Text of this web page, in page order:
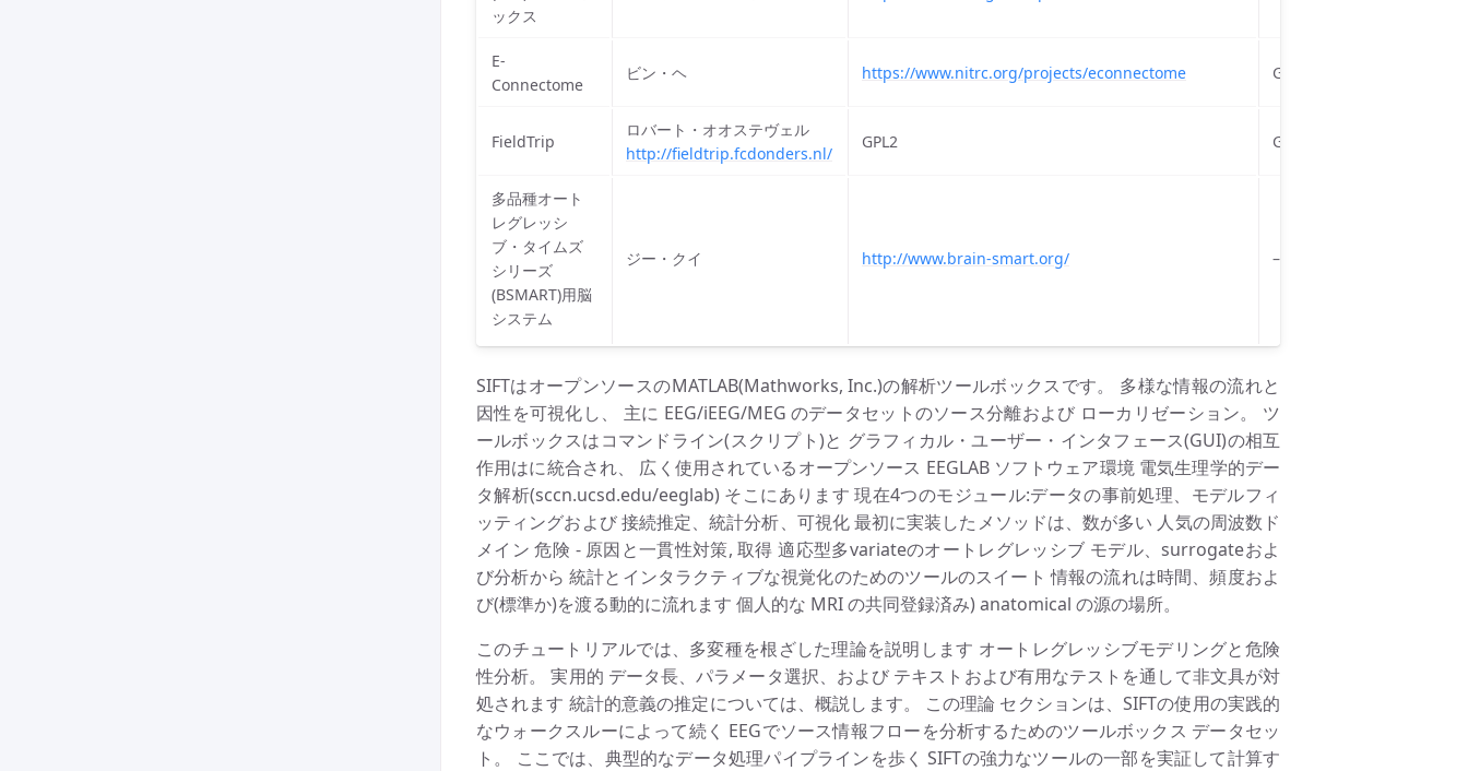
ックス
E-
Connectome
ビン・ヘ https://www.nitrc.org/projects/econnectome GPL 3
FieldTrip
ロバート・オオステヴェル
http://fieldtrip.fcdonders.nl/
GPL2 GPL2
多品種オート
レグレッシ
ブ・タイムズ
シリーズ
(BSMART)用脳
システム
ジー・クイ http://www.brain-smart.org/ –
SIFTはオープンソースのMATLAB(Mathworks, Inc.)の解析ツールボックスです。 多様な情報の流れと
因性を可視化し、 主に EEG/iEEG/MEG のデータセットのソース分離および ローカリゼーション。 ツ
ールボックスはコマンドライン(スクリプト)と グラフィカル・ユーザー・インタフェース(GUI)の相互
作用はに統合され、 広く使用されているオープンソース EEGLAB ソフトウェア環境 電気生理学的デー
タ解析(sccn.ucsd.edu/eeglab) そこにあります 現在4つのモジュール:データの事前処理、モデルフィ
ッティングおよび 接続推定、統計分析、可視化 最初に実装したメソッドは、数が多い 人気の周波数ド
メイン 危険 - 原因と一貫性対策, 取得 適応型多variateのオートレグレッシブ モデル、surrogateおよ
び分析から 統計とインタラクティブな視覚化のためのツールのスイート 情報の流れは時間、頻度およ
び(標準か)を渡る動的に流れます 個人的な MRI の共同登録済み) anatomical の源の場所。
このチュートリアルでは、多変種を根ざした理論を説明します オートレグレッシブモデリングと危険
性分析。 実用的 データ長、パラメータ選択、および テキストおよび有用なテストを通して非文具が対
処されます 統計的意義の推定については、概説します。 この理論 セクションは、SIFTの使用の実践的
なウォークスルーによって続く EEGでソース情報フローを分析するためのツールボックス データセッ
ト。 ここでは、典型的なデータ処理パイプラインを歩く SIFTの強力なツールの一部を実証して計算す